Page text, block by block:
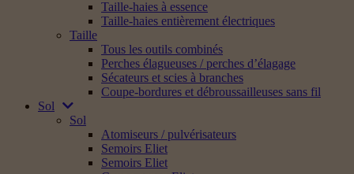
Taille-haies à essence
Taille-haies entièrement électriques
Taille
Tous les outils combinés
Perches élagueuses / perches d’élagage
Sécateurs et scies à branches
Coupe-bordures et débroussailleuses sans fil
Sol
Sol
Atomiseurs / pulvérisateurs
Semoirs Eliet
Semoirs Eliet